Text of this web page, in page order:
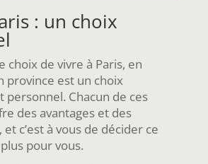
: un choix
choix de vivre à Paris, en
province est un choix
Chacun de ces
des avantages et des
c’est à vous de décider ce
pour vous.